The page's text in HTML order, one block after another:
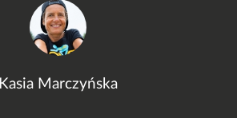
Kasia Marczyńska